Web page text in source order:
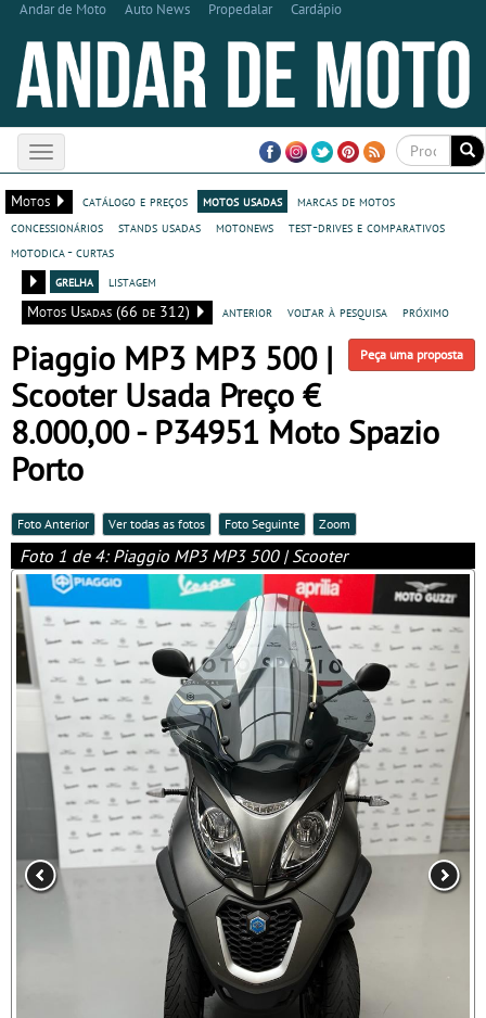
Andar de Moto Auto News Propedalar Cardápio
Toggle
navigation
Motos
catálogo e preços motos usadas
marcas de motos
concessionários
stands usadas motonews
test-drives e comparativos
motodica - curtas
grelha
listagem
Motos Usadas (66 de 312)
anterior voltar à pesquisa próximo
Peça uma proposta
Piaggio MP3 MP3 500 |
Scooter Usada Preço €
8.000,00 - P34951 Moto Spazio
Porto
Foto Anterior Ver todas as fotos Foto Seguinte Zoom
Foto 1 de 4: Piaggio MP3 MP3 500 | Scooter